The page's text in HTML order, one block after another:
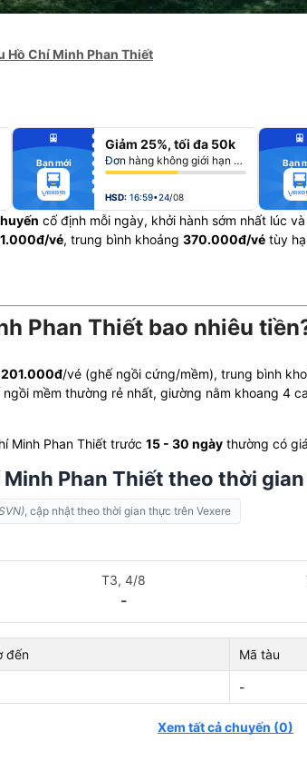
Hồ Chí Minh Phan Thiết
fiber_manual_record
fiber_manual_record
fiber_manual_record
fiber_manual_record
fiber_manual_record
fiber_manual_record
fiber_manual_record
Bạn mới
Giảm 25%, tối đa 50k
Đơn hàng không giới hạn số lượng vé
HSD: 16:59•24/08
Bạn
cố định mỗi ngày, khởi hành sớm nhất lúc
vé, trung bình khoảng 370.000đ/vé tùy
Phan Thiết bao nhiêu
201.000đ/vé (ghế ngồi cứng/mềm), trung bình
mềm thường rẻ nhất, giường nằm khoang 4
Minh Phan Thiết trước 15 - 30 ngày thường có
Minh Phan Thiết theo thời
, cập nhật theo thời gian thực trên Vexere
T3, 4/8
-
đến Mã tàu
-
Xem tất cả chuyến (0)